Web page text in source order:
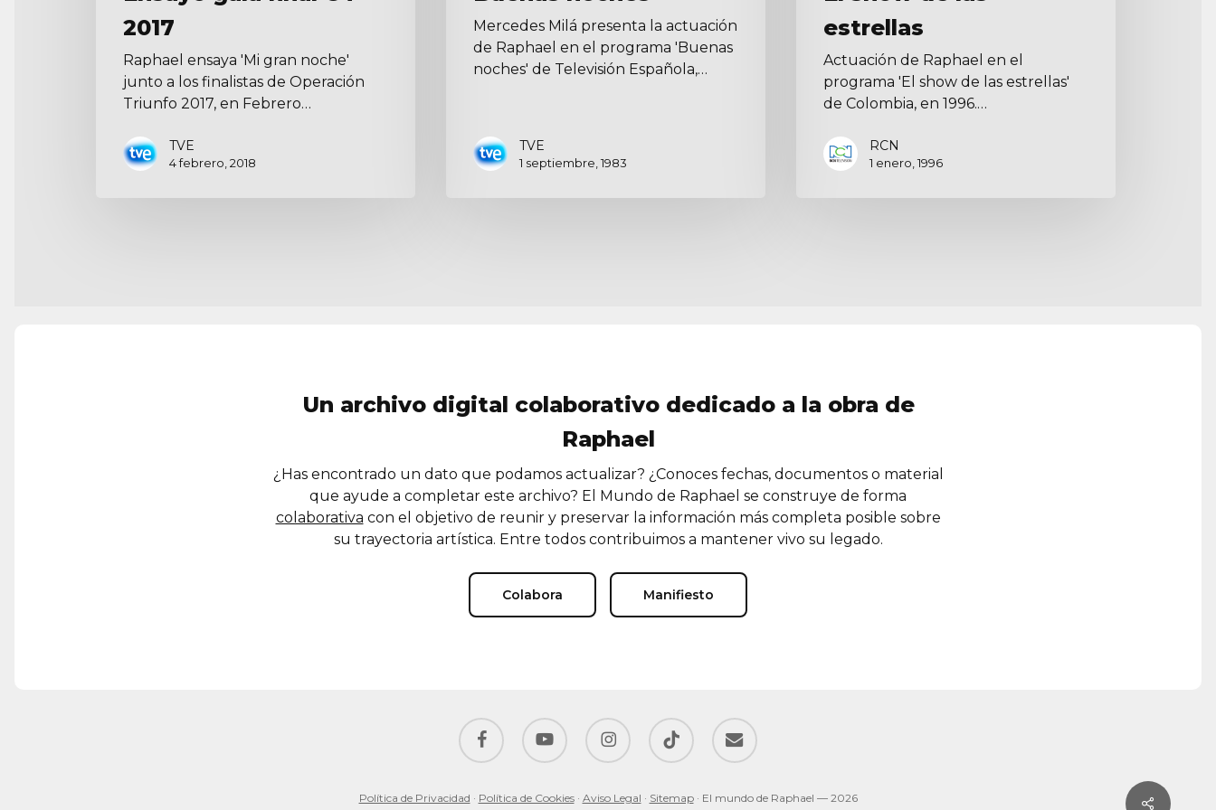
2017
Raphael ensaya 'Mi gran noche'
junto a los finalistas de Operación
Triunfo 2017, en Febrero…
TVE
4 febrero, 2018
Mercedes Milá presenta la actuación
de Raphael en el programa 'Buenas
noches' de Televisión Española,…
TVE
1 septiembre, 1983
estrellas
Actuación de Raphael en el
programa 'El show de las estrellas'
de Colombia, en 1996.…
RCN
1 enero, 1996
Share
Un archivo digital colaborativo dedicado a la obra de
Raphael
¿Has encontrado un dato que podamos actualizar? ¿Conoces fechas, documentos o material
que ayude a completar este archivo? El Mundo de Raphael se construye de forma
colaborativa con el objetivo de reunir y preservar la información más completa posible sobre
su trayectoria artística. Entre todos contribuimos a mantener vivo su legado.
Colabora Manifiesto
facebook youtube instagram tiktok email
Política de Privacidad · Política de Cookies· Aviso Legal · Sitemap· El mundo de Raphael — 2026